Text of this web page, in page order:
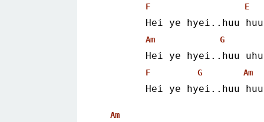
F E
Hei ye hyei..huu
Am G
Hei ye hyei..huu
F G Am
Hei ye hyei..huu
Am